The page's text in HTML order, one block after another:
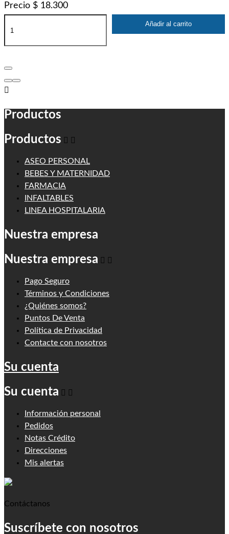
Precio $ 18.300
Añadir al carrito

Productos
Productos  
ASEO PERSONAL
BEBES Y MATERNIDAD
FARMACIA
INFALTABLES
LINEA HOSPITALARIA
Nuestra empresa
Nuestra empresa  
Pago Seguro
Términos y Condiciones
¿Quiénes somos?
Puntos De Venta
Política de Privacidad
Contacte con nosotros
Su cuenta
Su cuenta  
Información personal
Pedidos
Notas Crédito
Direcciones
Mis alertas
Contáctanos
Suscríbete con nosotros